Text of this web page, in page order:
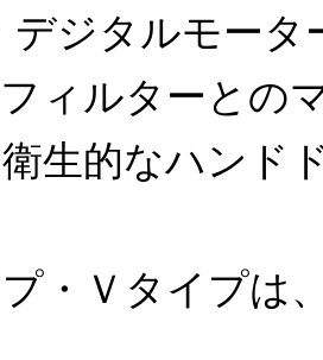
デジタルモータ
ィルターとの
生的なハンド
・Ｖタイプは